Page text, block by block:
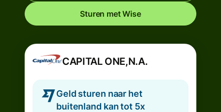
Sturen met Wise
CAPITAL ONE,N.A.
Geld sturen naar het
buitenland kan tot 5x